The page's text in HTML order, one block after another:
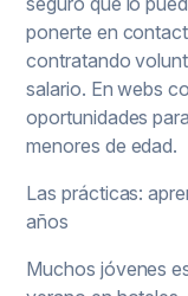
ponerte en
contratando
salario. En webs
oportunidades
menores de edad.
Las prácticas:
años
Muchos jóvenes